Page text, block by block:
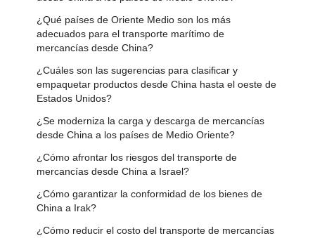
¿Qué países de Oriente Medio son los más
adecuados para el transporte marítimo de
mercancías desde China?
¿Cuáles son las sugerencias para clasificar y
empaquetar productos desde China hasta el oeste de
Estados Unidos?
¿Se moderniza la carga y descarga de mercancías
desde China a los países de Medio Oriente?
¿Cómo afrontar los riesgos del transporte de
mercancías desde China a Israel?
¿Cómo garantizar la conformidad de los bienes de
China a Irak?
¿Cómo reducir el costo del transporte de mercancías